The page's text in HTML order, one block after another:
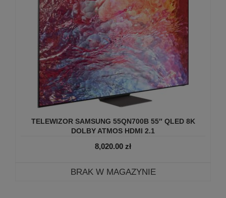
TELEWIZOR SAMSUNG 55QN700B 55″ QLED 8K
DOLBY ATMOS HDMI 2.1
8,020.00 zł
BRAK W MAGAZYNIE